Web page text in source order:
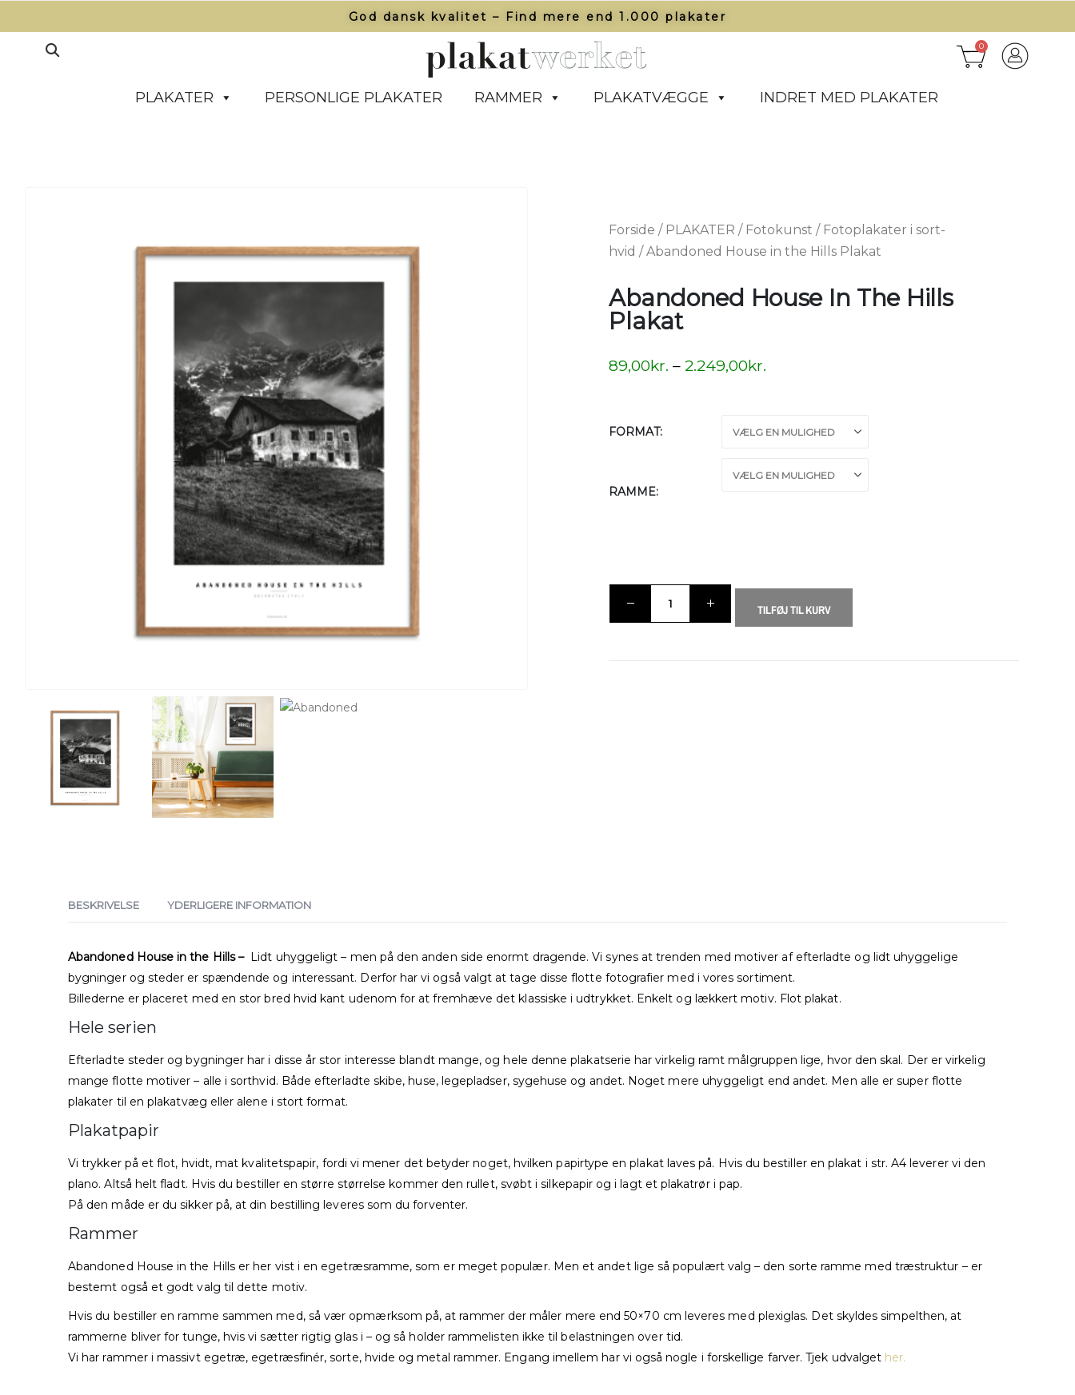
God dansk kvalitet – Find mere end 1.000 plakater​
0
PLAKATER PERSONLIGE PLAKATER RAMMER PLAKATVÆGGE INDRET MED PLAKATER
Forside / PLAKATER / Fotokunst / Fotoplakater i sort-
hvid / Abandoned House in the Hills Plakat
Abandoned House In The Hills
Plakat
89,00kr. – 2.249,00kr.
FORMAT
RAMME
TILFØJ TIL KURV
BESKRIVELSE YDERLIGERE INFORMATION
Abandoned House in the Hills – Lidt uhyggeligt – men på den anden side enormt dragende. Vi synes at trenden med motiver af efterladte og lidt uhyggelige
bygninger og steder er spændende og interessant. Derfor har vi også valgt at tage disse flotte fotografier med i vores sortiment.
Billederne er placeret med en stor bred hvid kant udenom for at fremhæve det klassiske i udtrykket. Enkelt og lækkert motiv. Flot plakat.
Hele serien
Efterladte steder og bygninger har i disse år stor interesse blandt mange, og hele denne plakatserie har virkelig ramt målgruppen lige, hvor den skal. Der er virkelig
mange flotte motiver – alle i sorthvid. Både efterladte skibe, huse, legepladser, sygehuse og andet. Noget mere uhyggeligt end andet. Men alle er super flotte
plakater til en plakatvæg eller alene i stort format.
Plakatpapir
Vi trykker på et flot, hvidt, mat kvalitetspapir, fordi vi mener det betyder noget, hvilken papirtype en plakat laves på. Hvis du bestiller en plakat i str. A4 leverer vi den
plano. Altså helt fladt. Hvis du bestiller en større størrelse kommer den rullet, svøbt i silkepapir og i lagt et plakatrør i pap.
På den måde er du sikker på, at din bestilling leveres som du forventer.
Rammer
Abandoned House in the Hills er her vist i en egetræsramme, som er meget populær. Men et andet lige så populært valg – den sorte ramme med træstruktur – er
bestemt også et godt valg til dette motiv.
Hvis du bestiller en ramme sammen med, så vær opmærksom på, at rammer der måler mere end 50×70 cm leveres med plexiglas. Det skyldes simpelthen, at
rammerne bliver for tunge, hvis vi sætter rigtig glas i – og så holder rammelisten ikke til belastningen over tid.
Vi har rammer i massivt egetræ, egetræsfinér, sorte, hvide og metal rammer. Engang imellem har vi også nogle i forskellige farver. Tjek udvalget her.